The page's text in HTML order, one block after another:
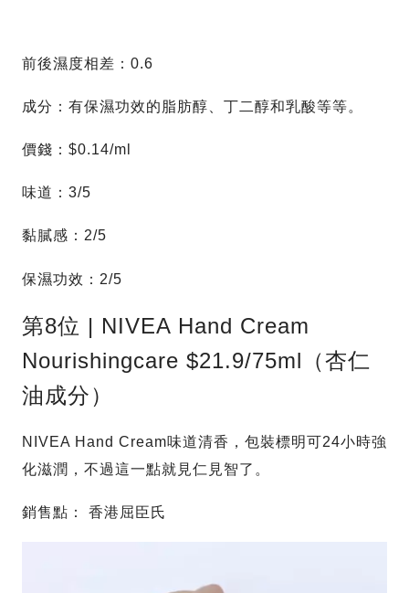
前後濕度相差：0.6
成分：有保濕功效的脂肪醇、丁二醇和乳酸等等。
價錢：$0.14/ml
味道：3/5
黏膩感：2/5
保濕功效：2/5
第8位 | NIVEA Hand Cream
Nourishingcare $21.9/75ml（杏仁
油成分）
NIVEA Hand Cream味道清香，包裝標明可24小時強
化滋潤，不過這一點就見仁見智了。
銷售點： 香港屈臣氏